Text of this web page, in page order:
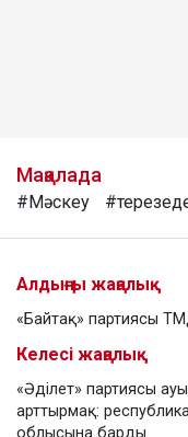
Мақалада
#Мәскеу
Алдыңғы жаңалық
«Байтақ» партиясы
Келесі жаңалық
«Әділет» партиясы
арттырмақ: